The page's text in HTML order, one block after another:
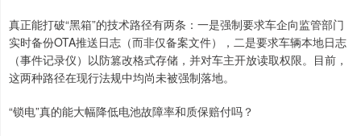
真正能打破“黑箱”的技术路径有两条：一是强制要求车企向监管部门
实时备份OTA推送日志（而非仅备案文件），二是要求车辆本地日志
（事件记录仪）以防篡改格式存储，并对车主开放读取权限。目前，
这两种路径在现行法规中均尚未被强制落地。
“锁电”真的能大幅降低电池故障率和质保赔付吗？